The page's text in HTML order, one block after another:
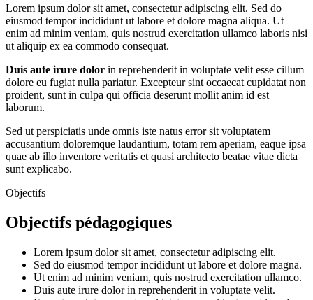
Lorem ipsum dolor sit amet, consectetur adipiscing elit. Sed do
eiusmod tempor incididunt ut labore et dolore magna aliqua. Ut
enim ad minim veniam, quis nostrud exercitation ullamco laboris nisi
ut aliquip ex ea commodo consequat.
Duis aute irure dolor in reprehenderit in voluptate velit esse cillum
dolore eu fugiat nulla pariatur. Excepteur sint occaecat cupidatat non
proident, sunt in culpa qui officia deserunt mollit anim id est
laborum.
Sed ut perspiciatis unde omnis iste natus error sit voluptatem
accusantium doloremque laudantium, totam rem aperiam, eaque ipsa
quae ab illo inventore veritatis et quasi architecto beatae vitae dicta
sunt explicabo.
Objectifs
Objectifs pédagogiques
Lorem ipsum dolor sit amet, consectetur adipiscing elit.
Sed do eiusmod tempor incididunt ut labore et dolore magna.
Ut enim ad minim veniam, quis nostrud exercitation ullamco.
Duis aute irure dolor in reprehenderit in voluptate velit.